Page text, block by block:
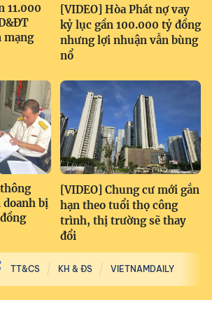
11.000
mạng
[VIDEO] Hòa Phát nợ vay
kỷ lục gần 100.000 tỷ đồng
nhưng lợi nhuận vẫn bùng
nổ
doanh bị
[VIDEO] Chung cư mới gắn
hạn theo tuổi thọ công
trình, thị trường sẽ thay
đổi
TT&CS KH & ĐS VIETNAMDAILY